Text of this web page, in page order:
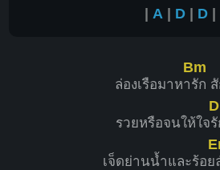
| A | D| D|
ล่องเรือมาหา
Bm
รัก
รวยหรือจนให้ใจ
D
เจ็ดย่านน้ำและร้อย